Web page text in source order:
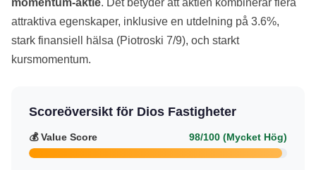
momentum-aktie. Det betyder att aktien kombinerar flera
attraktiva egenskaper, inklusive en utdelning på 3.6%,
stark finansiell hälsa (Piotroski 7/9), och starkt
kursmomentum.
Scoreöversikt för Dios Fastigheter
💰 Value Score 98/100 (Mycket Hög)